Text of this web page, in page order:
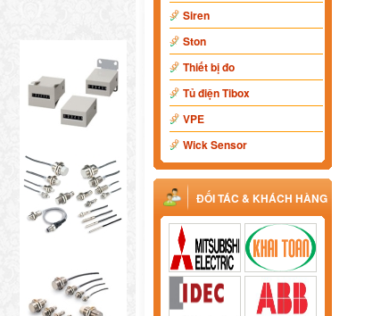
Siren
Ston
Thiết bị đo
Tủ điện Tibox
VPE
Wick Sensor
ĐỐI TÁC & KHÁCH HÀNG